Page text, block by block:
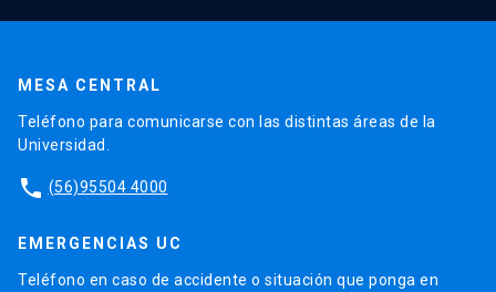
MESA CENTRAL
Teléfono para comunicarse con las distintas áreas de la
Universidad.
phone (56)95504 4000
EMERGENCIAS UC
Teléfono en caso de accidente o situación que ponga en